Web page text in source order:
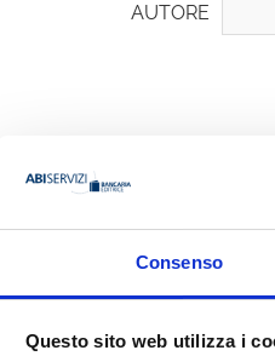
Consenso
Questo sito web utilizza i
AUTORE
Ha